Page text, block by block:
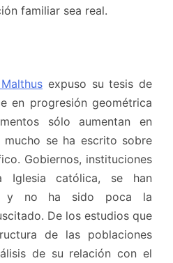
familiar sea real.
expuso su tesis de
en progresión geométrica
sólo aumentan en
mucho se ha escrito sobre
Gobiernos, instituciones
Iglesia católica, se han
y no ha sido poca la
De los estudios que
de las poblaciones
de su relación con el